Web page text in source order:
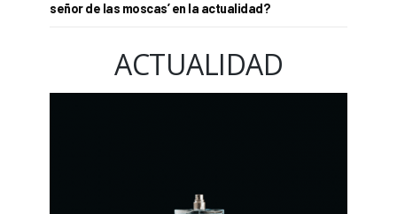
señor de las moscas’ en la actualidad?
ACTUALIDAD